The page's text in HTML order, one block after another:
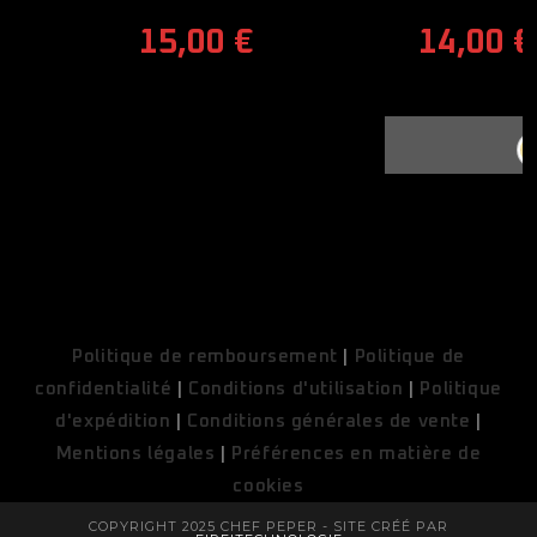
15,00 € 14,00 €
Politique de remboursement
Politique de
confidentialité
Conditions d'utilisation
Politique
d'expédition
Conditions générales de vente
Mentions légales
Préférences en matière de
cookies
COPYRIGHT 2025 CHEF PEPER - SITE CRÉÉ PAR